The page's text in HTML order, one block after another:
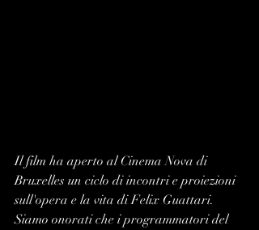
Il film ha aperto al Cinema Nova di
Bruxelles un ciclo di incontri e proiezioni
sull'opera e la vita di Felix Guattari.
Siamo onorati che i programmatori del